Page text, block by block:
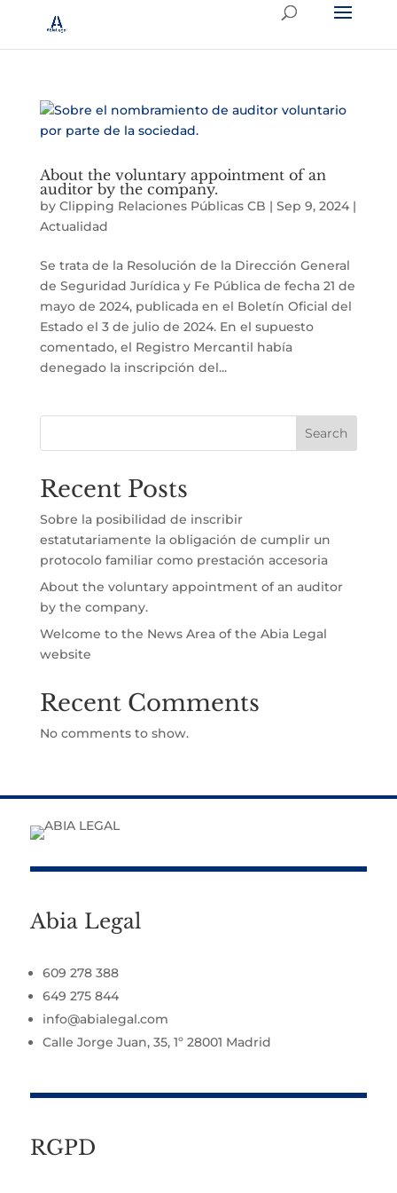
About the voluntary appointment of an
auditor by the company.
by Clipping Relaciones Públicas CB | Sep 9, 2024|
Actualidad
Se trata de la Resolución de la Dirección General
de Seguridad Jurídica y Fe Pública de fecha 21 de
mayo de 2024, publicada en el Boletín Oficial del
Estado el 3 de julio de 2024. En el supuesto
comentado, el Registro Mercantil había
denegado la inscripción del...
Search
Recent Posts
Sobre la posibilidad de inscribir
estatutariamente la obligación de cumplir un
protocolo familiar como prestación accesoria
About the voluntary appointment of an auditor
by the company.
Welcome to the News Area of the Abia Legal
website
Recent Comments
No comments to show.
Abia Legal
609 278 388
649 275 844
info@abialegal.com
Calle Jorge Juan, 35, 1º 28001 Madrid
RGPD